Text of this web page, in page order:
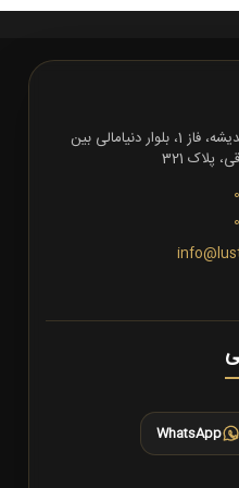
تهران، شهرک اندیشه، فاز 1، بلوار دنیامالی بین
پلاک 321
WhatsApp